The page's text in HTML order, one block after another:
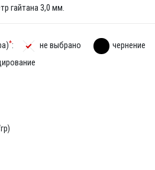
гайтана 3,0 мм.
*: не выбрано чернение